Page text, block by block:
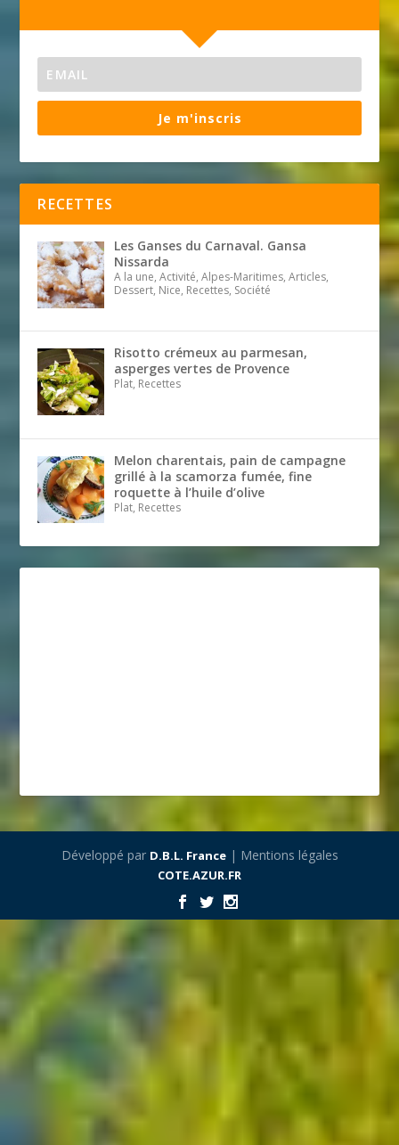
Je m'inscris
RECETTES
Les Ganses du Carnaval. Gansa
Nissarda
A la une, Activité, Alpes-Maritimes, Articles,
Dessert, Nice, Recettes, Société
Risotto crémeux au parmesan,
asperges vertes de Provence
Plat, Recettes
Melon charentais, pain de campagne
grillé à la scamorza fumée, fine
roquette à l’huile d’olive
Plat, Recettes
Développé par D.B.L. France| Mentions légales
COTE.AZUR.FR